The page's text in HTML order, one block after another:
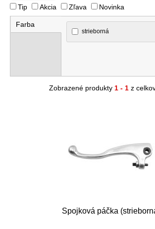
Tip
Akcia Zľava Novinka
Farba
strieborná
Zobrazené produkty 1 - 1 z
Spojková páčka